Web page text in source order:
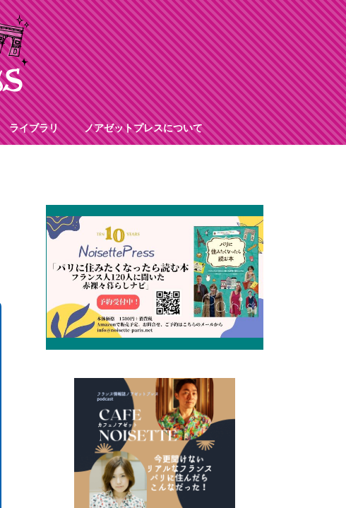
ライブラリ ノアゼットプレスについて